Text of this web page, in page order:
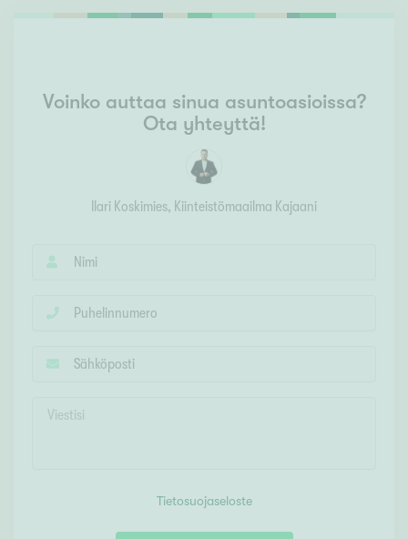
Voinko auttaa sinua asuntoasioissa?
Ota yhteyttä!
Ilari Koskimies, Kiinteistömaailma Kajaani
Tietosuojaseloste